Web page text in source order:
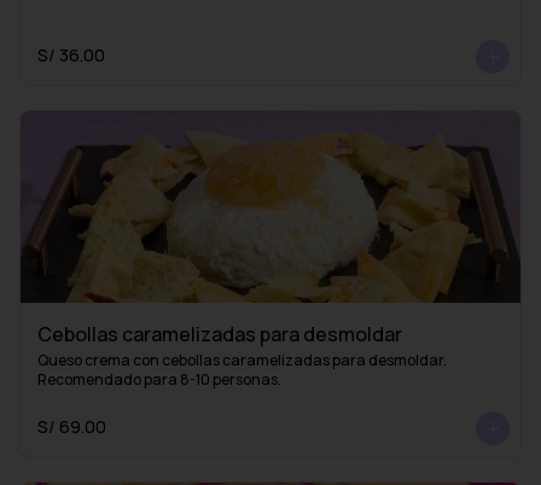
S/ 36.00
Cebollas caramelizadas para desmoldar
Queso crema con cebollas caramelizadas para desmoldar.
Recomendado para 8-10 personas.
S/ 69.00